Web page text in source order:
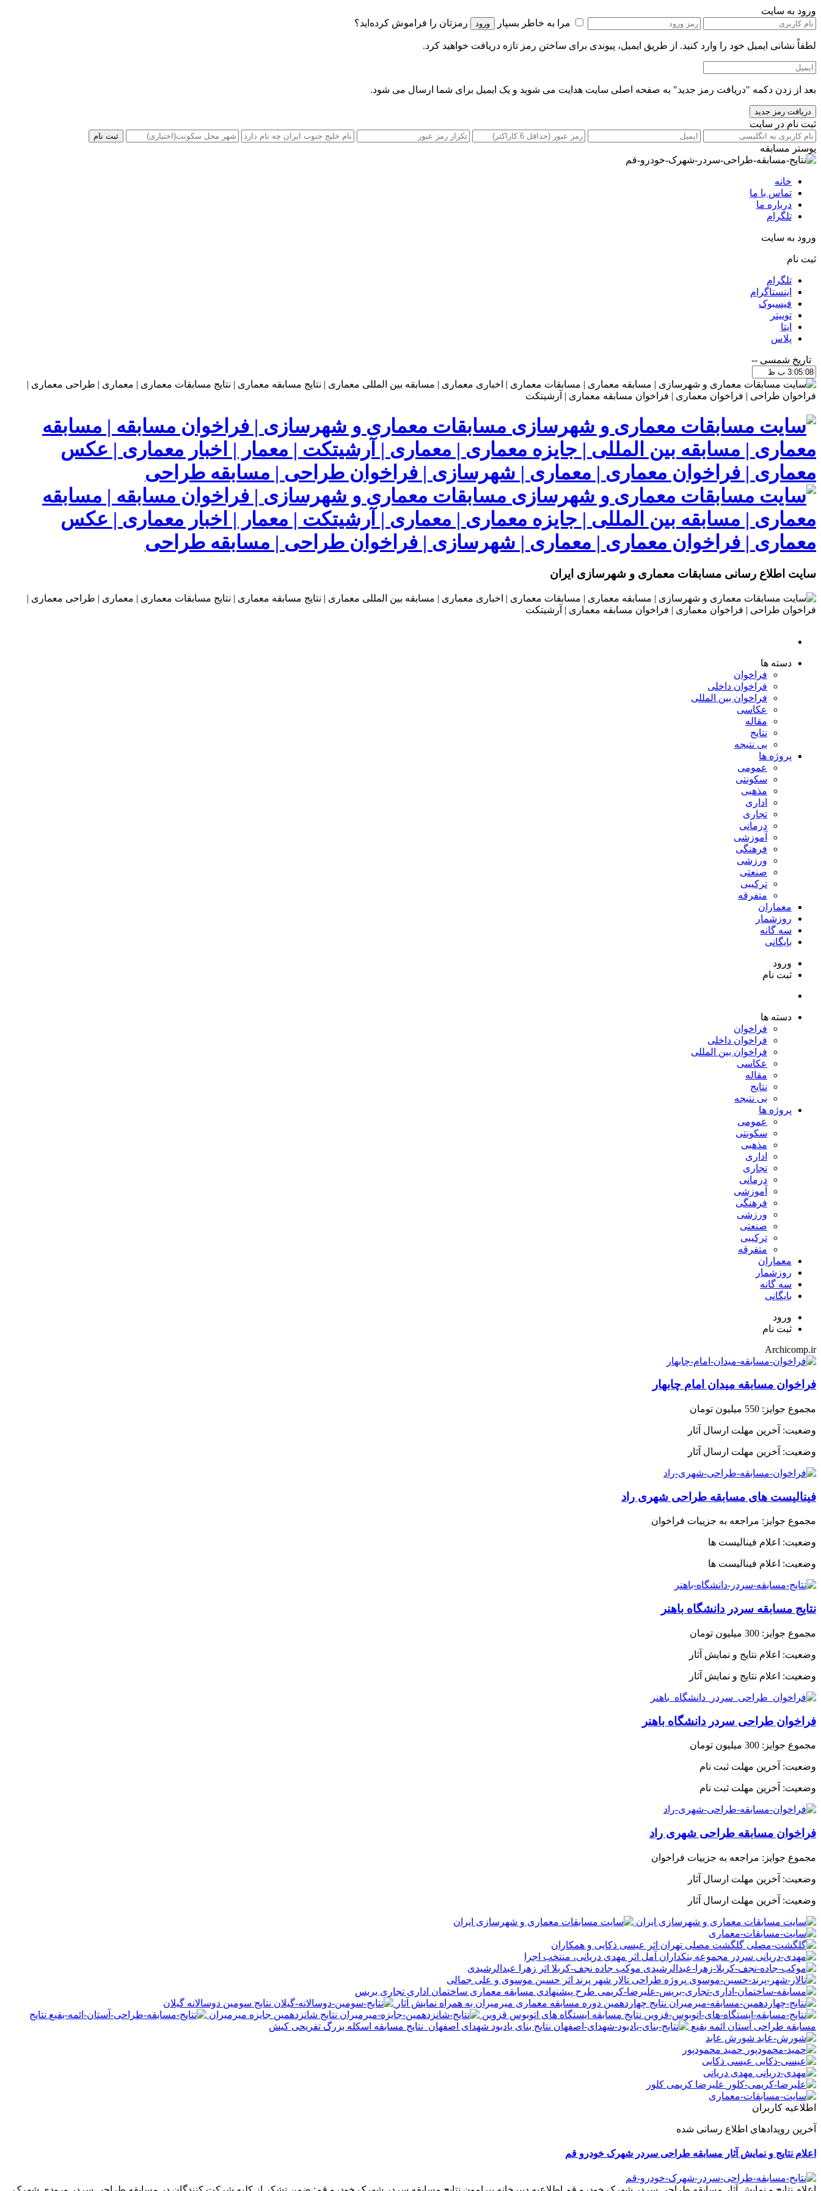
ورود به سایت
مرا به خاطر بسپار
رمزتان را فراموش کرده‌اید؟
لطفاً نشانی ایمیل خود را‌ وارد کنید. از طریق ایمیل، پیوندی برای ساختن رمز تازه دریافت خواهید کرد.
بعد از زدن دکمه "دریافت رمز جدید" به صفحه اصلی سایت هدایت می شوید و یک ایمیل برای شما ارسال می شود.
ثبت نام در سایت
پوستر مسابقه
خانه
تماس با ما
درباره ما
تلگرام
ورود به سایت
ثبت نام
تلگرام
اینستاگرام
فیسبوک
توییتر
ایتا
پلاس
تاریخ شمسی --
مسابقات معماری و شهرسازی | فراخوان مسابقه | مسابقه
معماری | مسابقه بین المللی | جایزه معماری | معماری | آرشیتکت | معمار | اخبار معماری | عکس
معماری | فراخوان معماری | معماری | شهرسازی | فراخوان طراحی | مسابقه طراحی
مسابقات معماری و شهرسازی | فراخوان مسابقه | مسابقه
معماری | مسابقه بین المللی | جایزه معماری | معماری | آرشیتکت | معمار | اخبار معماری | عکس
معماری | فراخوان معماری | معماری | شهرسازی | فراخوان طراحی | مسابقه طراحی
سایت اطلاع رسانی مسابقات معماری و شهرسازی ایران
دسته ها
فراخوان
فراخوان داخلی
فراخوان بین المللی
عکاسی
مقاله
نتایج
بی نتیجه
پروژه ها
عمومی
سکونتی
مذهبی
اداری
تجاری
درمانی
آموزشی
فرهنگی
ورزشی
صنعتی
ترکیبی
متفرقه
معماران
روزشمار
سه گانه
بایگانی
ورود
ثبت نام
دسته ها
فراخوان
فراخوان داخلی
فراخوان بین المللی
عکاسی
مقاله
نتایج
بی نتیجه
پروژه ها
عمومی
سکونتی
مذهبی
اداری
تجاری
درمانی
آموزشی
فرهنگی
ورزشی
صنعتی
ترکیبی
متفرقه
معماران
روزشمار
سه گانه
بایگانی
ورود
ثبت نام
Archicomp.ir
فراخوان مسابقه میدان امام چابهار
مجموع جوایز: 550 میلیون تومان
وضعیت: آخرین مهلت ارسال آثار
وضعیت: آخرین مهلت ارسال آثار
فینالیست های مسابقه طراحی شهری راد
مجموع جوایز: مراجعه به جزییات فراخوان
وضعیت: اعلام فینالیست ها
وضعیت: اعلام فینالیست ها
نتایج مسابقه سردر دانشگاه باهنر
مجموع جوایز: 300 میلیون تومان
وضعیت: اعلام نتایج و نمایش آثار
وضعیت: اعلام نتایج و نمایش آثار
فراخوان طراحی سردر دانشگاه باهنر
مجموع جوایز: 300 میلیون تومان
وضعیت: آخرین مهلت ثبت نام
وضعیت: آخرین مهلت ثبت نام
فراخوان مسابقه طراحی شهری راد
مجموع جوایز: مراجعه به جزییات فراخوان
وضعیت: آخرین مهلت ارسال آثار
وضعیت: آخرین مهلت ارسال آثار
گلگشت مصلی تهران اثر عیسی ذکایی و همکاران
سردر مجموعه بنکداران آمل اثر مهدی دریانی، منتخب اجرا
موکب جاده نجف-کربلا اثر زهرا عبدالرشیدی
پروژه طراحی تالار شهر پرند اثر حسین موسوی و علی جمالی
طرح پیشنهادی مسابقه معماری ساختمان اداری تجاری بریس
نتایج چهاردهمین دوره مسابقه معماری میرمیران به همراه نمایش آثار
نتایج سومین دوسالانه گیلان
نتایج مسابقه ایستگاه های اتوبوس قزوین
نتایج شانزدهمین جایزه میرمیران
نتایج
مسابقه طراحی آستان ائمه بقیع
نتایج بنای یادبود شهدای اصفهان نتایج مسابقه اسکله بزرگ تفریحی کیش
شورش عابد
حمید محمودپور
عیسی ذکایی
مهدی دریانی
علیرضا کریمی کلور
اطلاعیه کاربران
آخرین رویدادهای اطلاع رسانی شده
اعلام نتایج و نمایش آثار مسابقه طراحی سردر شهرک خودرو قم